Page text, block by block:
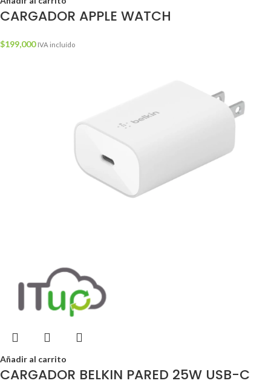
CARGADOR APPLE WATCH
$199,000 IVA incluído
Añadir al carrito
CARGADOR BELKIN PARED 25W USB-C